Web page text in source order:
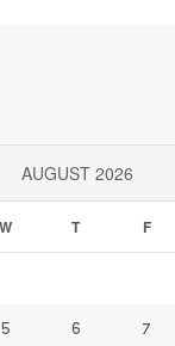
AUGUST 2026
W T F
5 6 7